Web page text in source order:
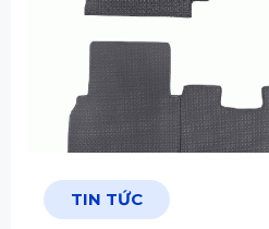
TIN TỨC